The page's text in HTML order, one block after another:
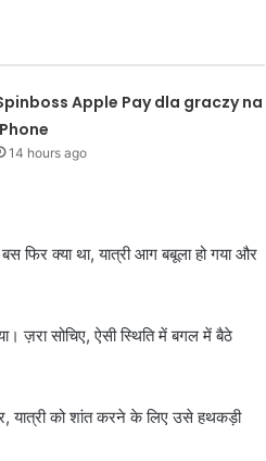
Apple Pay dla graczy na
14 hours ago
फिर क्या था, यात्री आग बबूला हो गया और
ज़रा सोचिए, ऐसी स्थिति में बगल में बैठे
यात्री को शांत करने के लिए उसे हथकड़ी